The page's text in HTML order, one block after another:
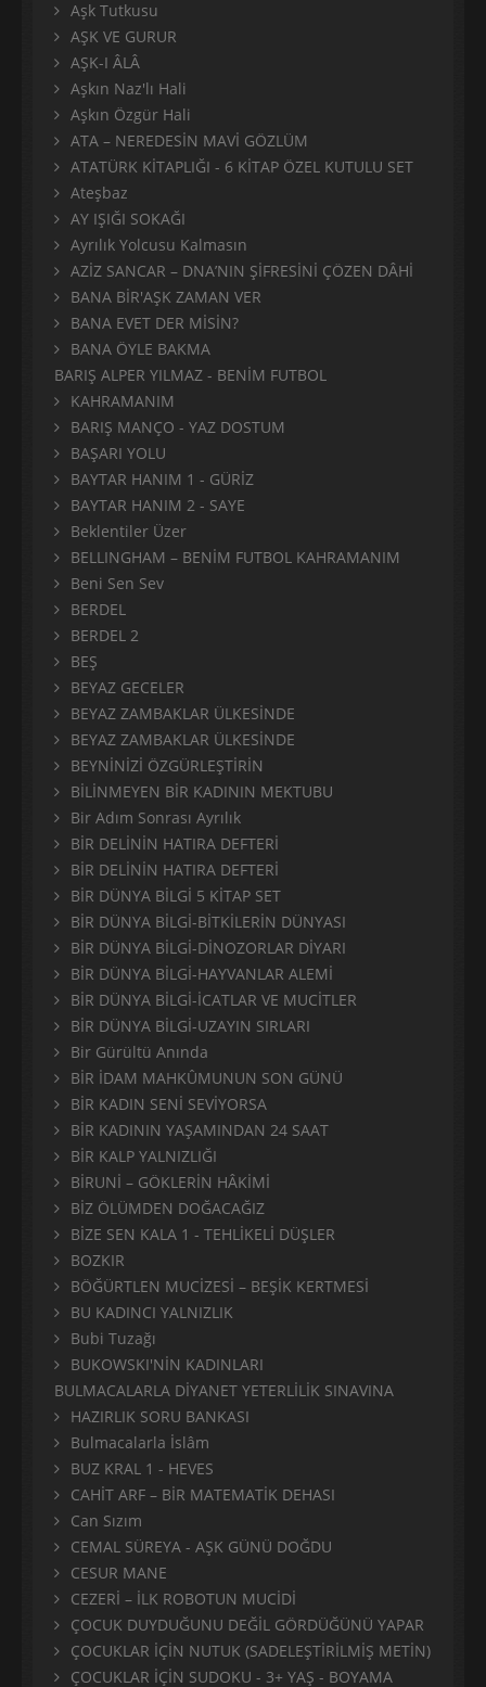
Aşk Tutkusu
AŞK VE GURUR
AŞK-I ÂLÂ
Aşkın Naz'lı Hali
Aşkın Özgür Hali
ATA – NEREDESİN MAVİ GÖZLÜM
ATATÜRK KİTAPLIĞI - 6 KİTAP ÖZEL KUTULU SET
Ateşbaz
AY IŞIĞI SOKAĞI
Ayrılık Yolcusu Kalmasın
AZİZ SANCAR – DNA’NIN ŞİFRESİNİ ÇÖZEN DÂHİ
BANA BİR'AŞK ZAMAN VER
BANA EVET DER MİSİN?
BANA ÖYLE BAKMA
BARIŞ ALPER YILMAZ - BENİM FUTBOL
KAHRAMANIM
BARIŞ MANÇO - YAZ DOSTUM
BAŞARI YOLU
BAYTAR HANIM 1 - GÜRİZ
BAYTAR HANIM 2 - SAYE
Beklentiler Üzer
BELLINGHAM – BENİM FUTBOL KAHRAMANIM
Beni Sen Sev
BERDEL
BERDEL 2
BEŞ
BEYAZ GECELER
BEYAZ ZAMBAKLAR ÜLKESİNDE
BEYAZ ZAMBAKLAR ÜLKESİNDE
BEYNİNİZİ ÖZGÜRLEŞTİRİN
BİLİNMEYEN BİR KADININ MEKTUBU
Bir Adım Sonrası Ayrılık
BİR DELİNİN HATIRA DEFTERİ
BİR DELİNİN HATIRA DEFTERİ
BİR DÜNYA BİLGİ 5 KİTAP SET
BİR DÜNYA BİLGİ-BİTKİLERİN DÜNYASI
BİR DÜNYA BİLGİ-DİNOZORLAR DİYARI
BİR DÜNYA BİLGİ-HAYVANLAR ALEMİ
BİR DÜNYA BİLGİ-İCATLAR VE MUCİTLER
BİR DÜNYA BİLGİ-UZAYIN SIRLARI
Bir Gürültü Anında
BİR İDAM MAHKÛMUNUN SON GÜNÜ
BİR KADIN SENİ SEVİYORSA
BİR KADININ YAŞAMINDAN 24 SAAT
BİR KALP YALNIZLIĞI
BİRUNİ – GÖKLERİN HÂKİMİ
BİZ ÖLÜMDEN DOĞACAĞIZ
BİZE SEN KALA 1 - TEHLİKELİ DÜŞLER
BOZKIR
BÖĞÜRTLEN MUCİZESİ – BEŞİK KERTMESİ
BU KADINCI YALNIZLIK
Bubi Tuzağı
BUKOWSKI'NİN KADINLARI
BULMACALARLA DİYANET YETERLİLİK SINAVINA
HAZIRLIK SORU BANKASI
Bulmacalarla İslâm
BUZ KRAL 1 - HEVES
CAHİT ARF – BİR MATEMATİK DEHASI
Can Sızım
CEMAL SÜREYA - AŞK GÜNÜ DOĞDU
CESUR MANE
CEZERİ – İLK ROBOTUN MUCİDİ
ÇOCUK DUYDUĞUNU DEĞİL GÖRDÜĞÜNÜ YAPAR
ÇOCUKLAR İÇİN NUTUK (SADELEŞTİRİLMİŞ METİN)
ÇOCUKLAR İÇİN SUDOKU - 3+ YAŞ - BOYAMA